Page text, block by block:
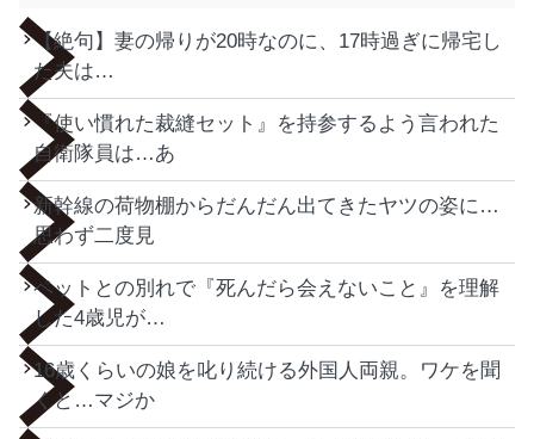
【絶句】妻の帰りが20時なのに、17時過ぎに帰宅し
た夫は…
『使い慣れた裁縫セット』を持参するよう言われた
自衛隊員は…あ
新幹線の荷物棚からだんだん出てきたヤツの姿に…
思わず二度見
ペットとの別れで『死んだら会えないこと』を理解
した4歳児が…
16歳くらいの娘を叱り続ける外国人両親。ワケを聞
くと…マジか